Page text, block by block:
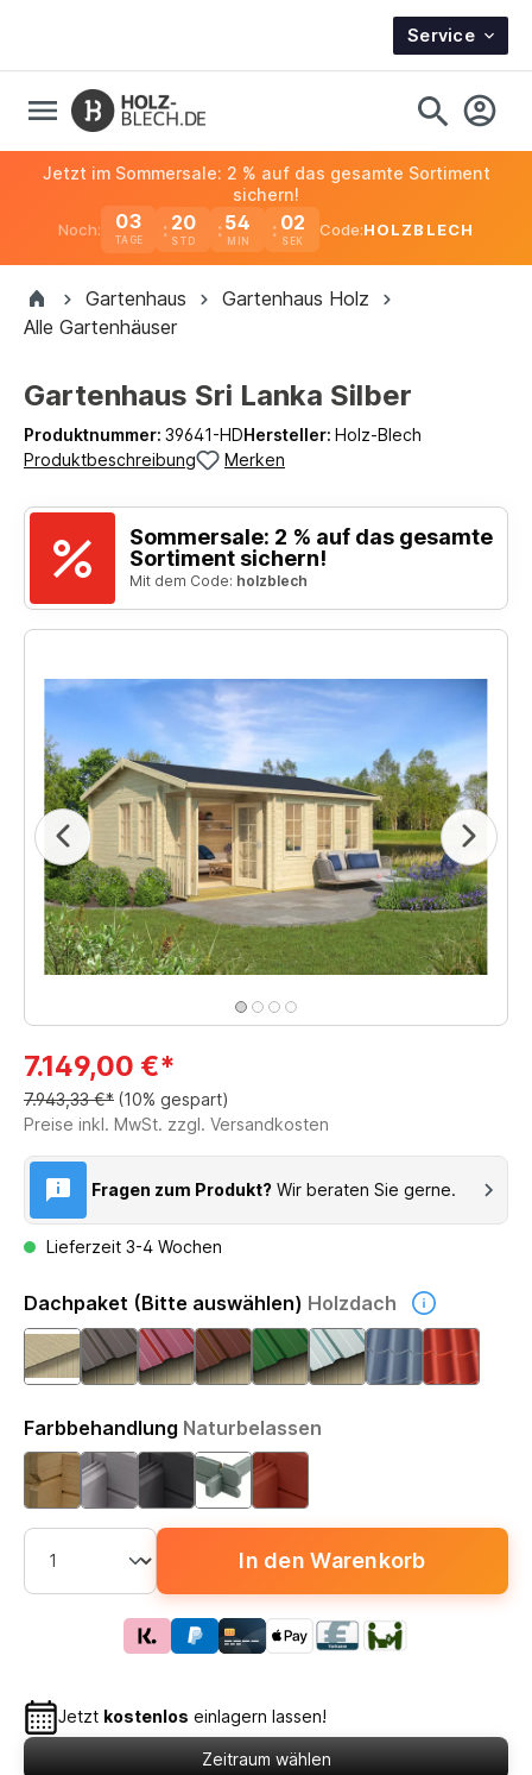
Service
Noch: 03
TAGE
20 54 01
Jetzt im Sommersale: 2 % auf das gesamte Sortiment
sichern!
Code:HOLZBLECH
Gartenhaus
Gartenhaus Holz
Alle Gartenhäuser
Gartenhaus Sri Lanka Silber
Produktnummer: 39641-HDHersteller: Holz-Blech
Produktbeschreibung
Merken
Sommersale: 2 % auf das gesamte
Sortiment sichern!
Mit dem Code: holzblech
7.149,00 €*
7.943,33 €* (10% gespart)
Preise inkl. MwSt. zzgl. Versandkosten
Fragen zum Produkt? Wir beraten Sie gerne.
Lieferzeit 3-4 Wochen
Dachpaket (Bitte auswählen) Holzdach
Farbbehandlung Naturbelassen
In den Warenkorb
Jetzt kostenlos einlagern lassen!
Zeitraum wählen